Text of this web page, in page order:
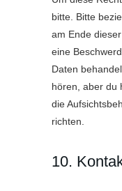
bitte. Bitte
am Ende
eine
Daten
hören, aber du
die
richten.
10.